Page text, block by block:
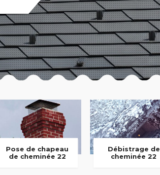
Pose de chapeau
de cheminée 22
Débistrage de
cheminée 22